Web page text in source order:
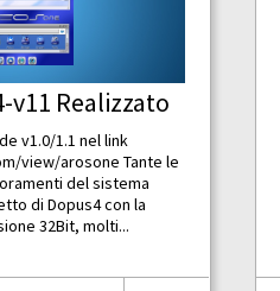
v11 Realizzato
v1.0/1.1 nel link
view/arosone Tante le
del sistema
di Dopus4 con la
32Bit, molti...